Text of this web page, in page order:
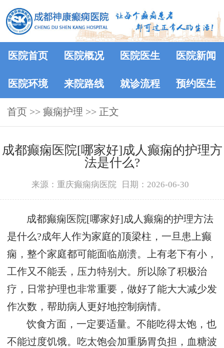
医院首页 医院概况 医院医生 医院新闻
医院环境 来院路线 就诊流程 预约医生
首页 >> 癫痫护理 >> 正文
成都癫痫医院[哪家好]成人癫痫的护理方
法是什么?
来源：重庆癫痫病医院 日期：2026-06-30
成都癫痫医院[哪家好]成人癫痫的护理方法
是什么?成年人作为家庭的顶梁柱，一旦患上癫
痫，整个家庭都可能面临崩溃。上有老下有小，
工作又不能丢，压力特别大。所以除了积极治
疗，日常护理也非常重要，做好了能大大减少发
作次数，帮助病人更好地控制病情。
饮食方面，一定要适量。不能吃得太饱，也
不能过度饥饿。吃太饱会加重肠胃负担，血糖波